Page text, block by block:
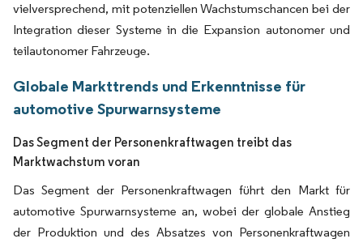
vielversprechend, mit potenziellen Wachstumschancen bei der
Integration dieser Systeme in die Expansion autonomer und
teilautonomer Fahrzeuge.
Globale Markttrends und Erkenntnisse für
automotive Spurwarnsysteme
Das Segment der Personenkraftwagen treibt das
Marktwachstum voran
Das Segment der Personenkraftwagen führt den Markt für
automotive Spurwarnsysteme an, wobei der globale Anstieg
der Produktion und des Absatzes von Personenkraftwagen